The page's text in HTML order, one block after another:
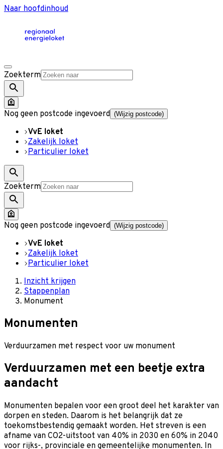
Naar hoofdinhoud
Zoekterm
Nog geen postcode ingevoerd (Wijzig postcode)
VvE loket
Zakelijk loket
Particulier loket
Zoekterm
Nog geen postcode ingevoerd (Wijzig postcode)
VvE loket
Zakelijk loket
Particulier loket
Inzicht krijgen
Stappenplan
Monument
Monumenten
Verduurzamen met respect voor uw monument
Verduurzamen met een beetje extra
aandacht
Monumenten bepalen voor een groot deel het karakter van
dorpen en steden. Daarom is het belangrijk dat ze
toekomstbestendig gemaakt worden. Het streven is een
afname van CO2-uitstoot van 40% in 2030 en 60% in 2040
voor rijks-, provinciale en gemeentelijke monumenten. In